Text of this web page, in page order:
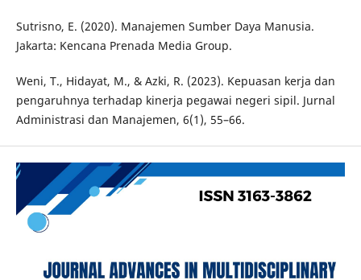
Sutrisno, E. (2020). Manajemen Sumber Daya Manusia.
Jakarta: Kencana Prenada Media Group.
Weni, T., Hidayat, M., & Azki, R. (2023). Kepuasan kerja dan
pengaruhnya terhadap kinerja pegawai negeri sipil. Jurnal
Administrasi dan Manajemen, 6(1), 55–66.